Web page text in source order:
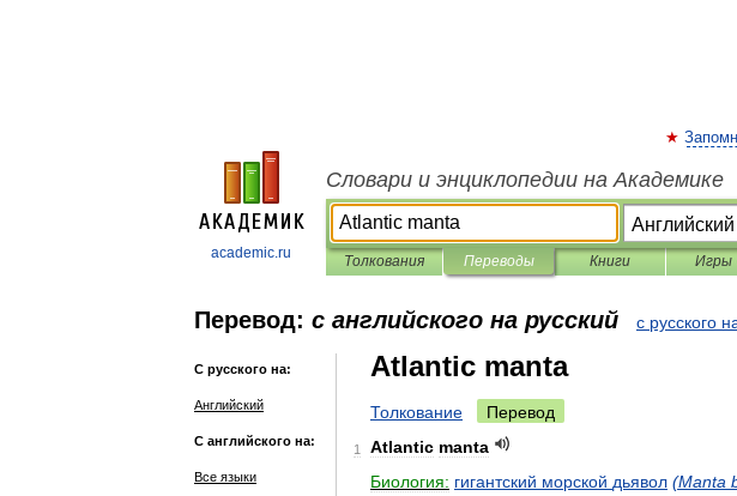
academic.ru
Словари и энциклопедии на Академике
Толкования Переводы Книги Игры
Перевод: с английского на русский с русского
С русского на:
Английский
С английского на:
Все языки
Atlantic manta
Толкование Перевод
1 Atlantic manta
Биология: гигантский морской дьявол (Manta